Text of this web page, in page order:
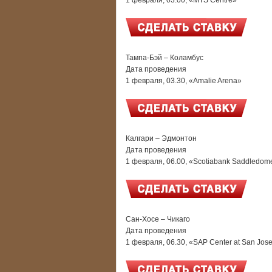
Тампа-Бэй – Коламбус
Дата проведения
1 февраля, 03.30, «Amalie Arena»
Калгари – Эдмонтон
Дата проведения
1 февраля, 06.00, «Scotiabank
Сан-Хосе – Чикаго
Дата проведения
1 февраля, 06.30, «SAP Center at San